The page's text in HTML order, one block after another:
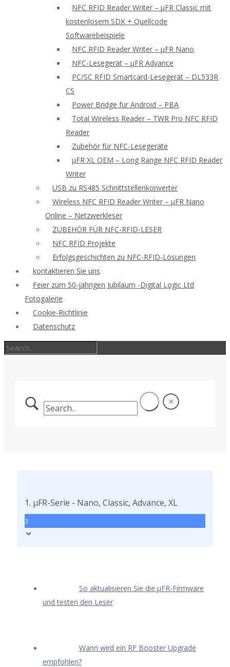
NFC RFID Reader Writer – μFR Classic mit
kostenlosem SDK + Quellcode
Softwarebeispiele
NFC RFID Reader Writer – μFR Nano
NFC-Lesegerät – μFR Advance
PC/SC RFID Smartcard-Lesegerät – DL533R
CS
Power Bridge für Android – PBA
Total Wireless Reader – TWR Pro NFC RFID
Reader
Zubehör für NFC-Lesegeräte
μFR XL OEM – Long Range NFC RFID Reader
Writer
USB zu RS485 Schnittstellenkonverter
Wireless NFC RFID Reader Writer – μFR Nano
Online – Netzwerkleser
ZUBEHÖR FÜR NFC-RFID-LESER
NFC RFID Projekte
Erfolgsgeschichten zu NFC-RFID-Lösungen
kontaktieren Sie uns
Feier zum 50-jährigen Jubiläum -Digital Logic Ltd
Fotogalerie
Cookie-Richtlinie
Datenschutz
1. μFR-Serie - Nano, Classic, Advance, XL
3
So aktualisieren Sie die μFR-Firmware
und testen den Leser
Wann wird ein RF Booster Upgrade
empfohlen?